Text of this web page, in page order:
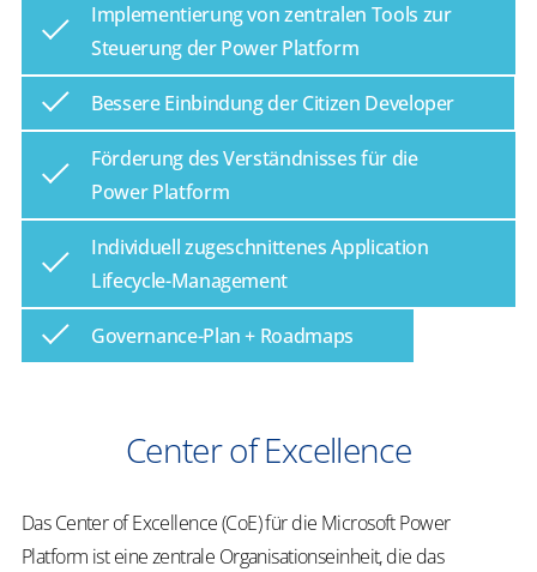
Implementierung von zentralen Tools zur
Steuerung der Power Platform
Bessere Einbindung der Citizen Developer
Förderung des Verständnisses für die
Power Platform
Individuell zugeschnittenes Application
Lifecycle-Management
Governance-Plan + Roadmaps
Center of Excellence
Das Center of Excellence (CoE) für die Microsoft Power
Platform ist eine zentrale Organisationseinheit, die das